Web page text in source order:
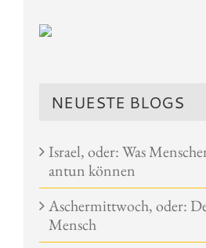
NEUESTE BLOGS
Israel, oder: Was
antun können
Aschermittwoch, oder:
Mensch